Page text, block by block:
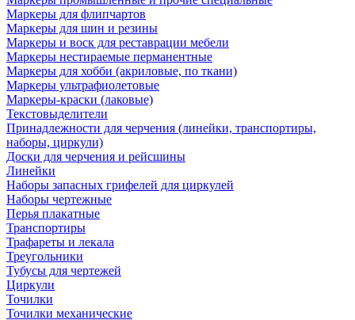
Маркеры для флипчартов
Маркеры для шин и резины
Маркеры и воск для реставрации мебели
Маркеры нестираемые перманентные
Маркеры для хобби (акриловые, по ткани)
Маркеры ультрафиолетовые
Маркеры-краски (лаковые)
Текстовыделители
Принадлежности для черчения (линейки, транспортиры,
наборы, циркули)
Доски для черчения и рейсшины
Линейки
Наборы запасных грифелей для циркулей
Наборы чертежные
Перья плакатные
Транспортиры
Трафареты и лекала
Треугольники
Тубусы для чертежей
Циркули
Точилки
Точилки механические